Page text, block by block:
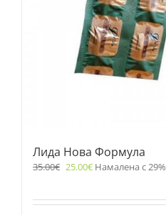
Лида Нова Формула
35.00€ 25.00€ Намалена с 29%